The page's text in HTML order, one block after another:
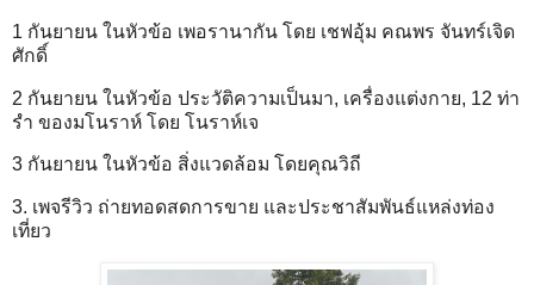
1 กันยายน ในหัวข้อ เพอรานากัน โดย เชฟอุ้ม คณพร จันทร์เจิด
ศักดิ์
2 กันยายน ในหัวข้อ ประวัติความเป็นมา, เครื่องแต่งกาย, 12 ท่า
รำ ของมโนราห์ โดย โนราห์เจ
3 กันยายน ในหัวข้อ สิ่งแวดล้อม โดยคุณวิถี
3. เพจรีวิว ถ่ายทอดสดการขาย และประชาสัมพันธ์แหล่งท่อง
เที่ยว